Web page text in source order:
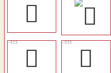
𥅀
󶿹
󷀆